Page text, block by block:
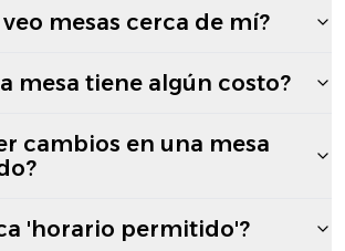
mesas cerca de mí?
mesa tiene algún costo?
cambios en una mesa
'horario permitido'?